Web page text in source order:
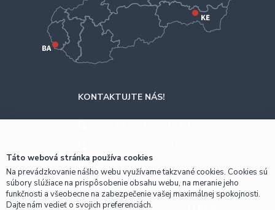
KONTAKTUJTE NÁS!
KE +421-55-7289 653
Táto webová stránka používa cookies
Na prevádzkovanie nášho webu využívame takzvané cookies. Cookies sú
súbory slúžiace na prispôsobenie obsahu webu, na meranie jeho
funkčnosti a všeobecne na zabezpečenie vašej maximálnej spokojnosti.
Dajte nám vedieť o svojich preferenciách.